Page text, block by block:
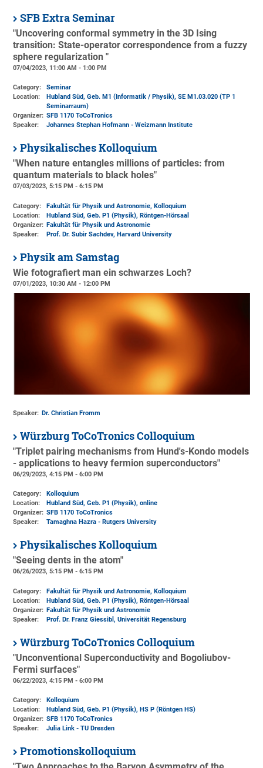
SFB Extra Seminar
"Uncovering conformal symmetry in the 3D Ising
transition: State-operator correspondence from a fuzzy
sphere regularization "
07/04/2023, 11:00 AM - 1:00 PM
Category:
Seminar
Location:
Hubland Süd, Geb. M1 (Informatik / Physik), SE M1.03.020 (TP 1
Seminarraum)
Organizer: SFB 1170 ToCoTronics
Speaker:
Johannes Stephan Hofmann - Weizmann Institute
Physikalisches Kolloquium
"When nature entangles millions of particles: from
quantum materials to black holes"
07/03/2023, 5:15 PM - 6:15 PM
Category:
Fakultät für Physik und Astronomie, Kolloquium
Location:
Hubland Süd, Geb. P1 (Physik), Röntgen-Hörsaal
Organizer: Fakultät für Physik und Astronomie
Speaker:
Prof. Dr. Subir Sachdev, Harvard University
Physik am Samstag
Wie fotografiert man ein schwarzes Loch?
07/01/2023, 10:30 AM - 12:00 PM
Speaker: Dr. Christian Fromm
Würzburg ToCoTronics Colloquium
"Triplet pairing mechanisms from Hund's-Kondo models
- applications to heavy fermion superconductors"
06/29/2023, 4:15 PM - 6:00 PM
Category:
Kolloquium
Location:
Hubland Süd, Geb. P1 (Physik), online
Organizer: SFB 1170 ToCoTronics
Speaker:
Tamaghna Hazra - Rutgers University
Physikalisches Kolloquium
"Seeing dents in the atom"
06/26/2023, 5:15 PM - 6:15 PM
Category:
Fakultät für Physik und Astronomie, Kolloquium
Location:
Hubland Süd, Geb. P1 (Physik), Röntgen-Hörsaal
Organizer: Fakultät für Physik und Astronomie
Speaker:
Prof. Dr. Franz Giessibl, Universität Regensburg
Würzburg ToCoTronics Colloquium
"Unconventional Superconductivity and Bogoliubov-
Fermi surfaces"
06/22/2023, 4:15 PM - 6:00 PM
Category:
Kolloquium
Location:
Hubland Süd, Geb. P1 (Physik), HS P (Röntgen HS)
Organizer: SFB 1170 ToCoTronics
Speaker:
Julia Link - TU Dresden
Promotionskolloquium